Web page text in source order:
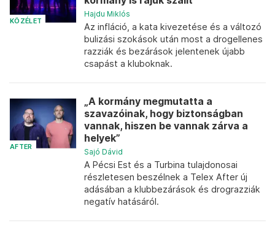
KÖZÉLET
Hajdu Miklós
Az infláció, a kata kivezetése és a változó
bulizási szokások után most a drogellenes
razziák és bezárások jelentenek újabb
csapást a kluboknak.
AFTER
„A kormány megmutatta a
szavazóinak, hogy biztonságban
vannak, hiszen be vannak zárva a
helyek”
Sajó Dávid
A Pécsi Est és a Turbina tulajdonosai
részletesen beszélnek a Telex After új
adásában a klubbezárások és drograzziák
negatív hatásáról.